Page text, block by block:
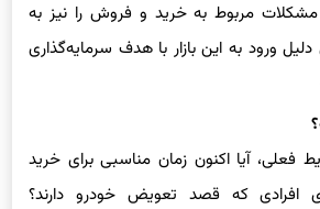
مربوط به خرید و فروش را نیز به
ورود به این بازار با هدف سرمایه‌گذاری
فعلی، آیا اکنون زمان مناسبی برای خرید
افرادی که قصد تعویض خودرو دارند؟